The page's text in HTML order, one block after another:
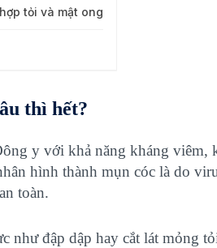
tỏi và mật ong
thì hết?
y với khả năng kháng viêm,
hình thành mụn cóc là do
toàn.
như đập dập hay cắt lát mỏng